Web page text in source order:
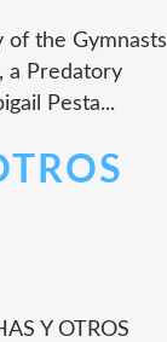
of the Gymnasts
a Predatory
Pesta...
Y OTROS